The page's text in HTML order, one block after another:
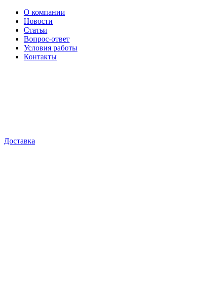
О компании
Новости
Статьи
Вопрос-ответ
Условия работы
Контакты
Доставка